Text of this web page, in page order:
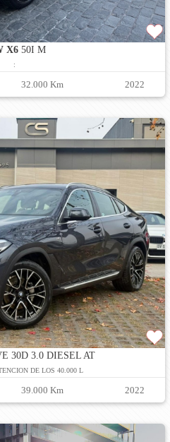
X650I M
:
32.000 Km 2022
30D 3.0 DIESEL AT
DE LOS 40.000 L
39.000 Km 2022